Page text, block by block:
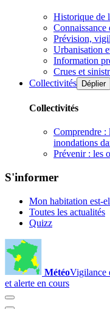
Historique de
Connaissance
Prévision,
Urbanisation
Information
Crues et
Collectivités Déplier
Collectivités
Comprendre :
inondations
Prévenir : les
S'informer
Mon habitation est-
Toutes les actualités
Quizz
MétéoVigilance
et alerte en cours